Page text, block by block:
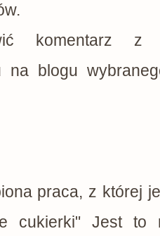
komentarz z
na blogu
praca, z której
cukierki" Jest to